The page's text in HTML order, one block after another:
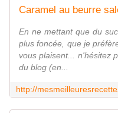
En ne mettant que du
plus foncée, que je
vous plaisent... n'hésitez
du blog (en...